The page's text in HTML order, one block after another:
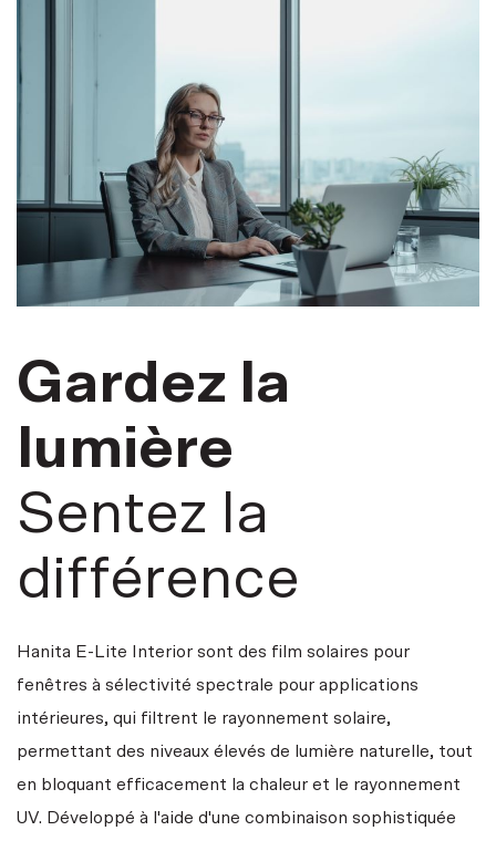
Produits
Gardez la
lumière
Sentez la
différence
Hanita E-Lite Interior sont des film solaires pour
fenêtres à sélectivité spectrale pour applications
intérieures, qui filtrent le rayonnement solaire,
permettant des niveaux élevés de lumière naturelle, tout
en bloquant efficacement la chaleur et le rayonnement
UV. Développé à l'aide d'une combinaison sophistiquée